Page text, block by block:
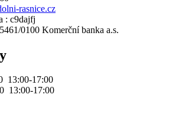
rasnice.cz
: c9dajfj
0100 Komerční banka a.s.
13:00-17:00
13:00-17:00